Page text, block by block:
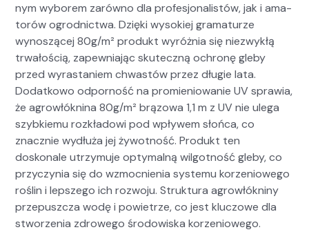
nym wyborem zarówno dla pro­fesjon­al­istów, jak i ama­
torów ogrod­nict­wa. Dzię­ki wysok­iej gra­maturze
wynoszącej 80g/m² pro­dukt wyróż­nia się niezwykłą
trwałoś­cią, zapew­ni­a­jąc skuteczną ochronę gle­by
przed wyras­taniem chwastów przez długie lata.
Dodatkowo odporność na promieniowanie UV spraw­ia,
że agrowłókn­i­na 80g/m² brą­zowa 1,1 m z UV nie ule­ga
szy­bkiemu rozkład­owi pod wpły­wem słoń­ca, co
znacznie wydłuża jej żywot­ność. Pro­dukt ten
doskonale utrzy­mu­je opty­mal­ną wilgo­t­ność gle­by, co
przy­czy­nia się do wzmoc­nienia sys­te­mu korzeniowego
roślin i lep­szego ich roz­wo­ju. Struk­tu­ra agrowłókniny
prze­puszcza wodę i powi­etrze, co jest kluc­zowe dla
stworzenia zdrowego środowiska korzeniowego.